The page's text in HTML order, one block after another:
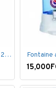
Fer à Repasser scarlett - 1200 W - Bleu Blanc